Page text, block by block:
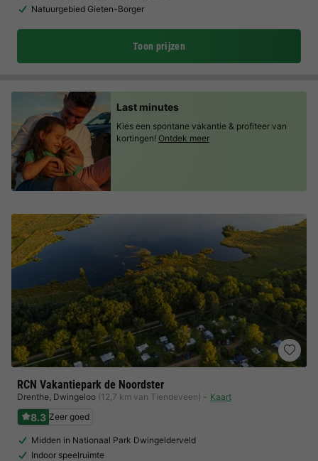
Natuurgebied Gieten-Borger
Toon prijzen
RCN Vakantiepark de Noordster
Drenthe, Dwingeloo (12,7 km van Tiendeveen) Kaart
8.3 Zeer goed
Midden in Nationaal Park Dwingelderveld
Indoor speelruimte
Last minutes
Kies een spontane vakantie & profiteer van
kortingen! Ontdek meer